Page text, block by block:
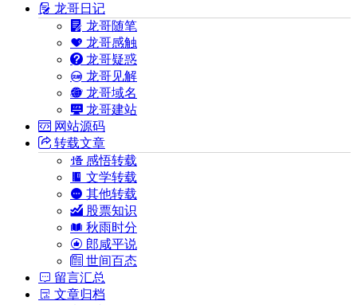
龙哥日记
龙哥随笔
龙哥感触
龙哥疑惑
龙哥见解
龙哥域名
龙哥建站
网站源码
转载文章
感悟转载
文学转载
其他转载
股票知识
秋雨时分
郎咸平说
世间百态
留言汇总
文章归档